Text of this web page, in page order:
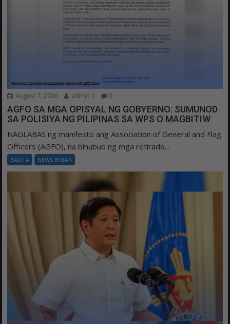
August 7, 2026 admin 3 0
AGFO SA MGA OPISYAL NG GOBYERNO: SUMUNOD
SA POLISIYA NG PILIPINAS SA WPS O MAGBITIW
NAGLABAS ng manifesto ang Association of General and Flag
Officers (AGFO), na binubuo ng mga retirado...
BALITA NEWS BREAK